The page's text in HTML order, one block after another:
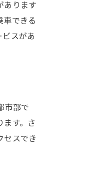
あります
車できる
スがあ
市部で
ます。さ
セスでき